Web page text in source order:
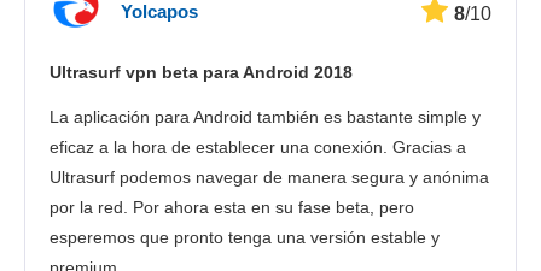
Yolcapos 8/10
Ultrasurf vpn beta para Android 2018
La aplicación para Android también es bastante simple y
eficaz a la hora de establecer una conexión. Gracias a
Ultrasurf podemos navegar de manera segura y anónima
por la red. Por ahora esta en su fase beta, pero
esperemos que pronto tenga una versión estable y
premium.